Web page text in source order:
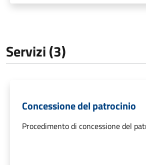
Servizi (3)
Concessione del patrocinio
Procedimento di concessione del